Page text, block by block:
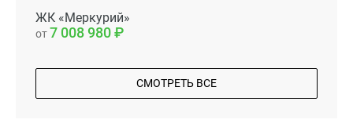
ЖК «Меркурий»
от7 008 980
СМОТРЕТЬ ВСЕ